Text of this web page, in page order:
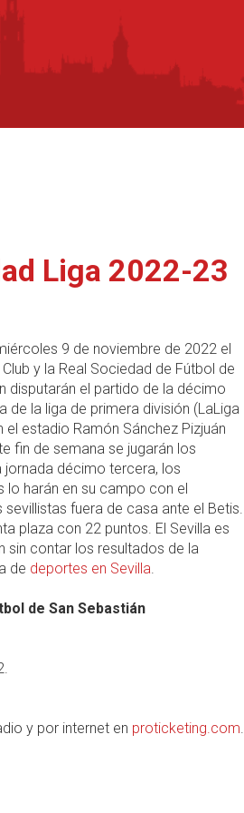
Liga 2022-23
9 de noviembre de 2022 el
y la Real Sociedad de Fútbol de
disputarán el partido de la décimo
de la liga de primera división (LaLiga
el estadio Ramón Sánchez Pizjuán
fin de semana se jugarán los
jornada décimo tercera, los
lo harán en su campo con el
sevillistas fuera de casa ante el Betis.
plaza con 22 puntos. El Sevilla es
contar los resultados de la
de deportes en Sevilla.
de San Sebastián
y por internet en proticketing.com.